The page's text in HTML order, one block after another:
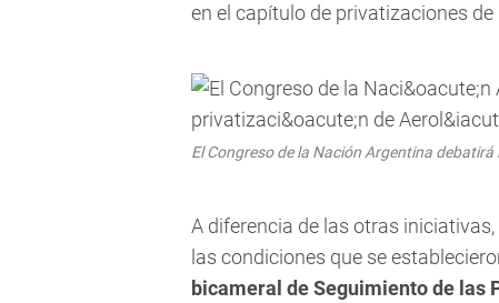
en el capítulo de privatizaciones de
El Congreso de la Nación Argentina
A diferencia de las otras
las condiciones que se
bicameral de Seguimiento de las